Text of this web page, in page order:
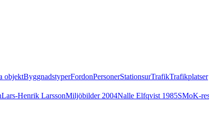
objektByggnadstyperFordonPersonerStationsurTrafikTrafikplatser
Lars-Henrik LarssonMiljöbilder 2004Nalle Elfqvist 1985SMoK-